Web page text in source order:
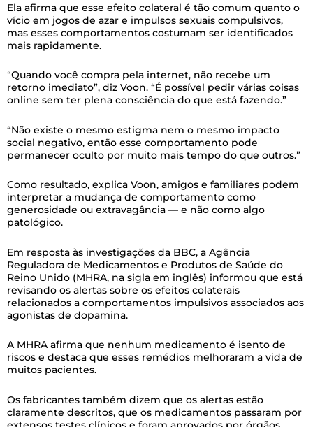
Ela afirma que esse efeito colateral é tão comum quanto o
vício em jogos de azar e impulsos sexuais compulsivos,
mas esses comportamentos costumam ser identificados
mais rapidamente.
“Quando você compra pela internet, não recebe um
retorno imediato”, diz Voon. “É possível pedir várias coisas
online sem ter plena consciência do que está fazendo.”
“Não existe o mesmo estigma nem o mesmo impacto
social negativo, então esse comportamento pode
permanecer oculto por muito mais tempo do que outros.”
Como resultado, explica Voon, amigos e familiares podem
interpretar a mudança de comportamento como
generosidade ou extravagância — e não como algo
patológico.
Em resposta às investigações da BBC, a Agência
Reguladora de Medicamentos e Produtos de Saúde do
Reino Unido (MHRA, na sigla em inglês) informou que está
revisando os alertas sobre os efeitos colaterais
relacionados a comportamentos impulsivos associados aos
agonistas de dopamina.
A MHRA afirma que nenhum medicamento é isento de
riscos e destaca que esses remédios melhoraram a vida de
muitos pacientes.
Os fabricantes também dizem que os alertas estão
claramente descritos, que os medicamentos passaram por